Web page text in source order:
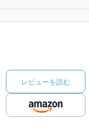
レビューを読む